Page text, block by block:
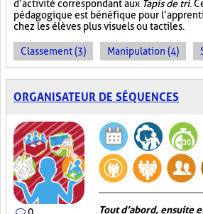
d’activité correspondant aux Tapis de tri.
pédagogique est bénéfique pour
chez les élèves plus visuels ou tactiles.
Classement (3) Manipulation (4)
ORGANISATEUR DE SÉQUENCES
0 Tout d’abord, ensuite